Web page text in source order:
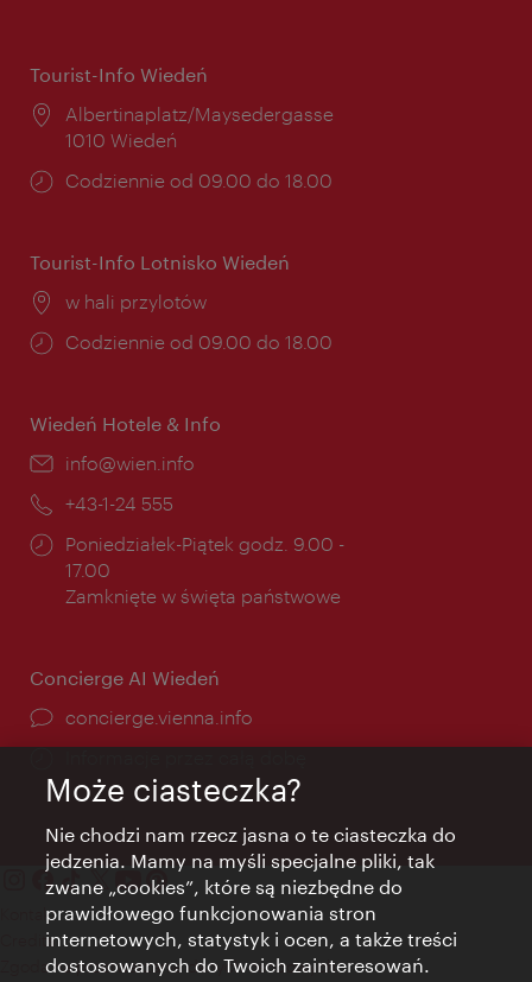
Tourist-Info Wiedeń
Miejsce:
Albertinaplatz/Maysedergasse
1010 Wiedeń
Godziny
Codziennie od 09.00 do 18.00
Tourist-Info Lotnisko Wiedeń
Miejsce:
w hali przylotów
Godziny
Codziennie od 09.00 do 18.00
Wiedeń Hotele & Info
E-
info@wien.info
Telefon:
+43-1-24 555
Godziny
otwarcia:
Poniedziałek-Piątek godz. 9.00 -
17.00
Zamknięte w święta państwowe
Concierge AI Wiedeń
concierge.vienna.info
Kontakt
Credits
Zgoda na przetwarzanie danych osobowych
Może ciasteczka?
Nie chodzi nam rzecz jasna o te ciasteczka do
jedzenia. Mamy na myśli specjalne pliki, tak
zwane „cookies”, które są niezbędne do
prawidłowego funkcjonowania stron
internetowych, statystyk i ocen, a także treści
dostosowanych do Twoich zainteresowań.